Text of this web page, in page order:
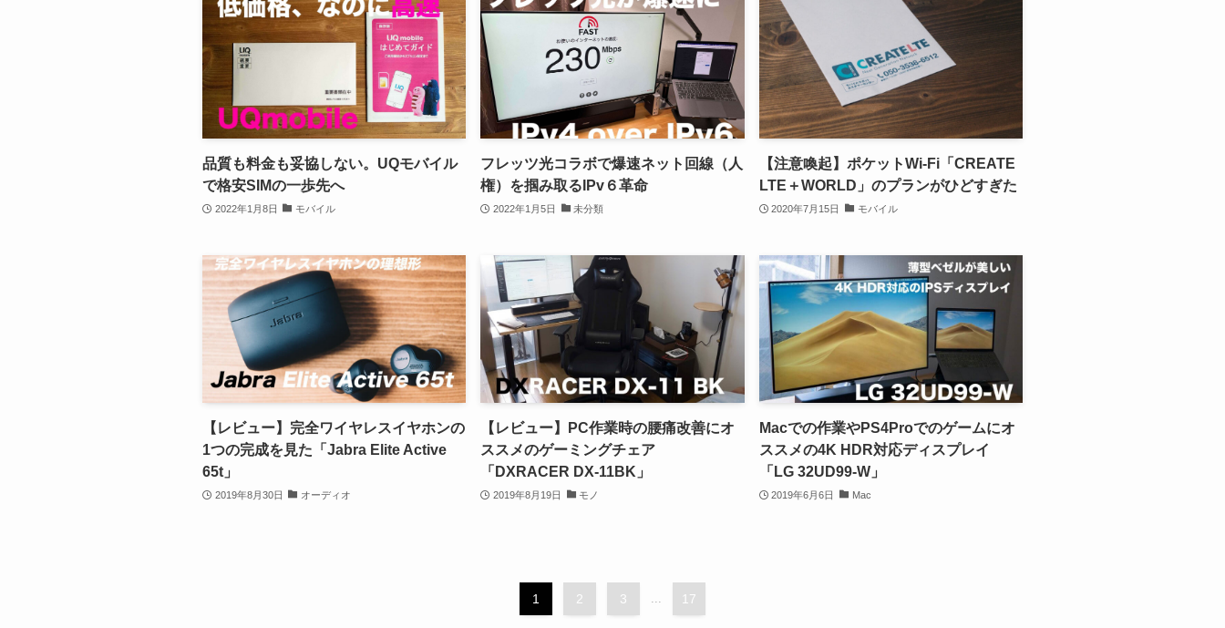
品質も料金も妥協しない。UQモバイル
で格安SIMの一歩先へ
2022年1月8日 モバイル
フレッツ光コラボで爆速ネット回線（人
権）を掴み取るIPv６革命
2022年1月5日 未分類
【注意喚起】ポケットWi-Fi「CREATE
LTE＋WORLD」のプランがひどすぎた
2020年7月15日 モバイル
【レビュー】完全ワイヤレスイヤホンの
1つの完成を見た「Jabra Elite Active
65t」
2019年8月30日 オーディオ
【レビュー】PC作業時の腰痛改善にオ
ススメのゲーミングチェア
「DXRACER DX-11BK」
2019年8月19日 モノ
Macでの作業やPS4Proでのゲームにオ
ススメの4K HDR対応ディスプレイ
「LG 32UD99-W」
2019年6月6日 Mac
1 2 3 ... 17